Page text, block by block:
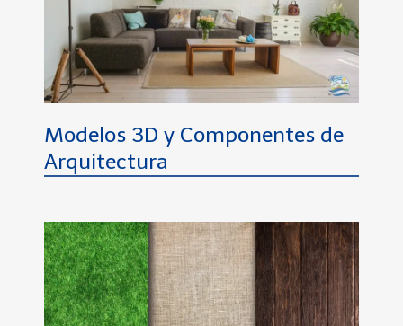
Modelos 3D y Componentes de
Arquitectura